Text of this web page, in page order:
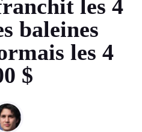
les 4
baleines
les 4
$